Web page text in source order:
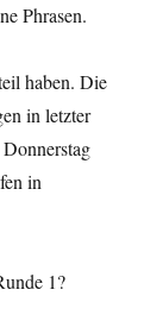
Phrasen.
haben. Die
in letzter
in
1?